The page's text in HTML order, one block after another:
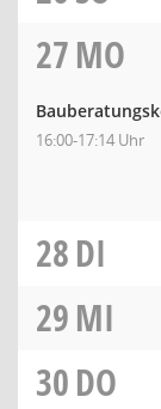
27MO
16:00-17:14 Uhr
28DI
29MI
30DO